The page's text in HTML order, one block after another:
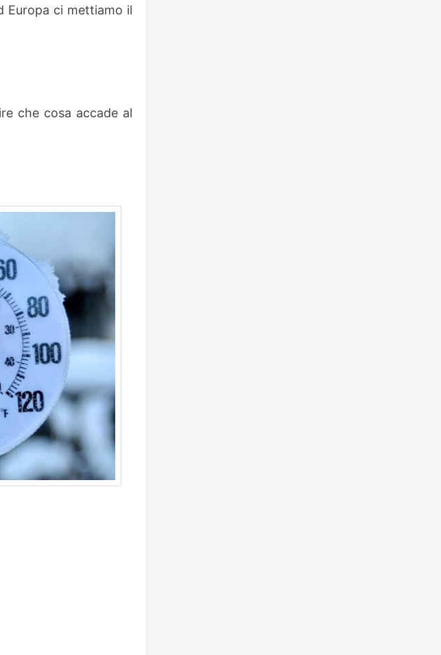
Europa ci mettiamo il
che cosa accade al